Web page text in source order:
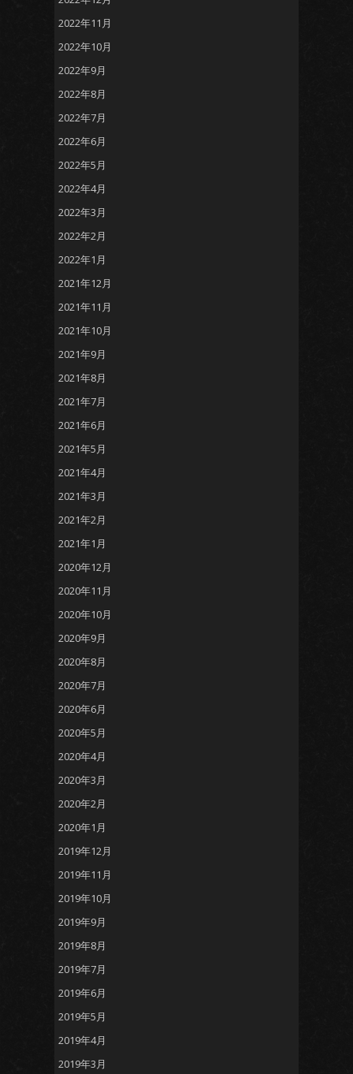
2022年11月
2022年10月
2022年9月
2022年8月
2022年7月
2022年6月
2022年5月
2022年4月
2022年3月
2022年2月
2022年1月
2021年12月
2021年11月
2021年10月
2021年9月
2021年8月
2021年7月
2021年6月
2021年5月
2021年4月
2021年3月
2021年2月
2021年1月
2020年12月
2020年11月
2020年10月
2020年9月
2020年8月
2020年7月
2020年6月
2020年5月
2020年4月
2020年3月
2020年2月
2020年1月
2019年12月
2019年11月
2019年10月
2019年9月
2019年8月
2019年7月
2019年6月
2019年5月
2019年4月
2019年3月